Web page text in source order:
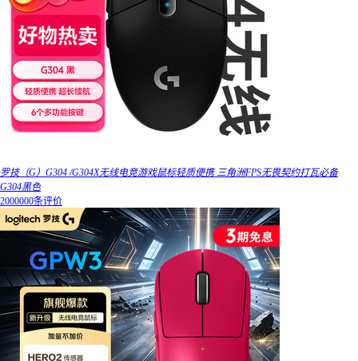
罗技（G）G304 /G304X无线电竞游戏鼠标轻质便携 三角洲FPS无畏契约打瓦必备
G304黑色
2000000条评价